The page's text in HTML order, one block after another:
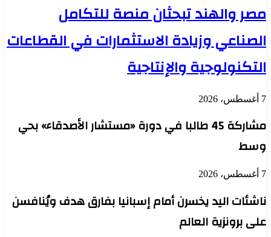
مصر والهند تبحثان منصة للتكامل
الصناعي وزيادة الاستثمارات في القطاعات
التكنولوجية والإنتاجية
7 أغسطس، 2026
مشاركة 45 طالبا في دورة «مستشار الأصدقاء» بحي
وسط
7 أغسطس، 2026
ناشئات اليد يخسرن أمام إسبانيا بفارق هدف ويُنافسن
على برونزية العالم